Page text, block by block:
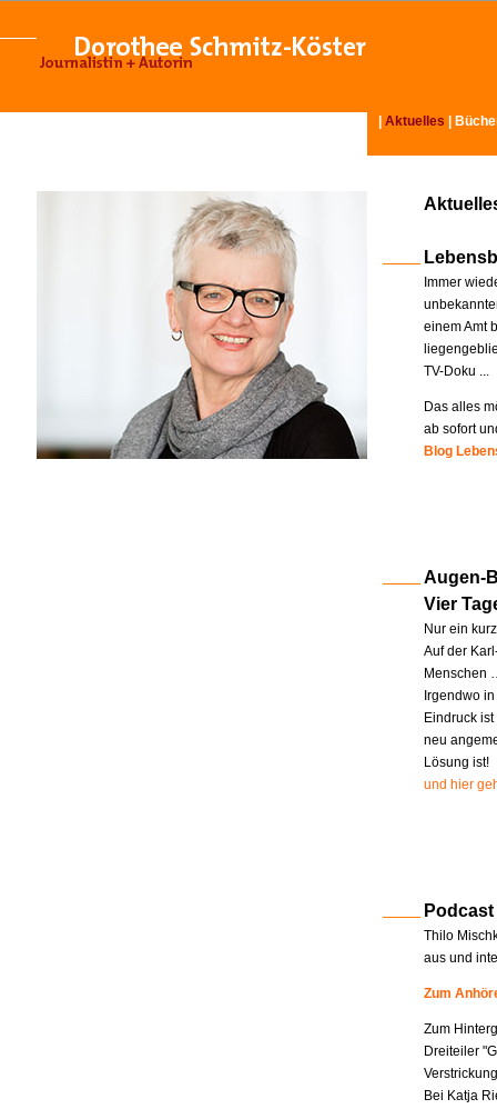
Aktuelles
Immer
einem Amt
TV-Doku ...
Das alles
ab sofort
Blog
Augen-
Vier
Nur ein
Auf der
Menschen
Irgendwo
Eindruck
neu
Lösung ist!
und hier
Podcast
Thilo
aus und
Zum
Zum
Dreiteiler
Bei Katja